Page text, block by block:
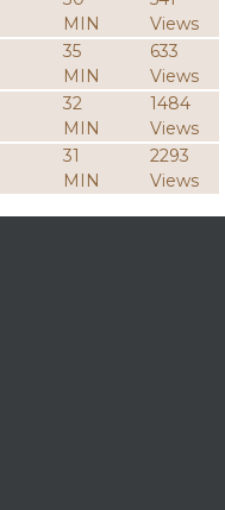
MIN
Views
35
MIN
633
Views
32
MIN
1484
Views
31
MIN
2293
Views